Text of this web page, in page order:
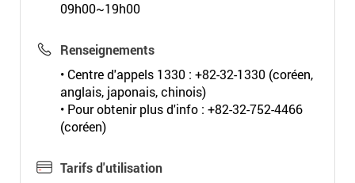
09h00~19h00
Renseignements
• Centre d'appels 1330 : +82-32-1330 (coréen,
anglais, japonais, chinois)
• Pour obtenir plus d'info : +82-32-752-4466
(coréen)
Tarifs d'utilisation